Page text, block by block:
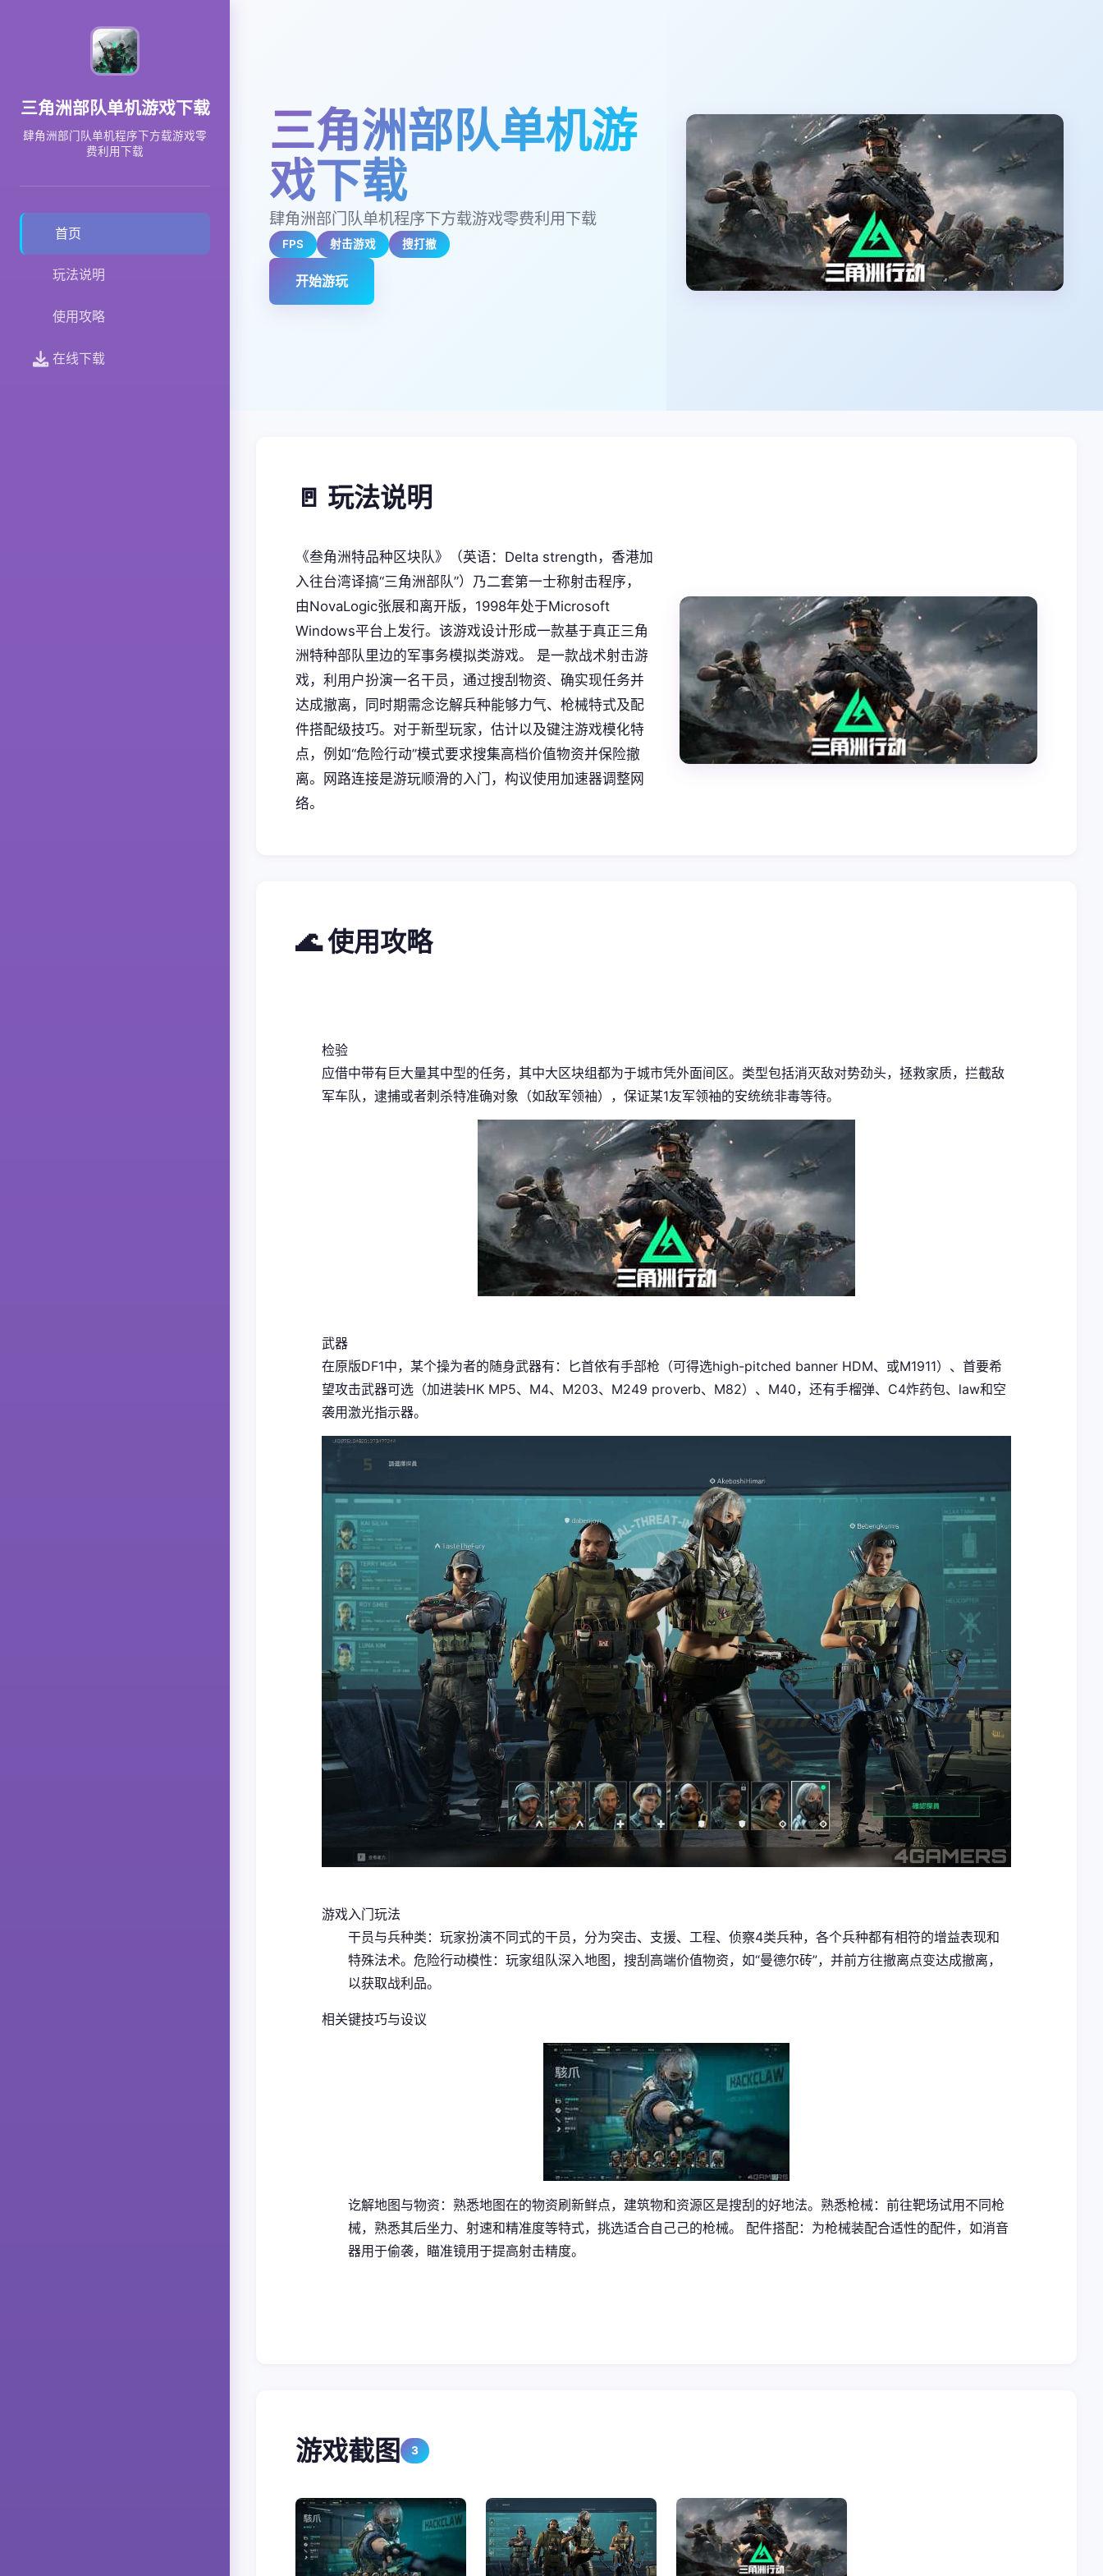
三角洲部队单机游戏下载
肆角洲部门队单机程序下方载游戏零
费利用下载
首页
玩法说明
使用攻略
在线下载
三角洲部队单机游
戏下载
肆角洲部门队单机程序下方载游戏零费利用下载
FPS 射击游戏 搜打撤
开始游玩
🚪 玩法说明
《叁角洲特品种区块队》（英语：Delta strength，香港加
入往台湾译搞“三角洲部队”）乃二套第一士称射击程序，
由NovaLogic张展和离开版，1998年处于Microsoft
Windows平台上发行。该游戏设计形成一款基于真正三角
洲特种部队里边的军事务模拟类游戏。 是一款战术射击游
戏，利用户扮演一名干员，通过搜刮物资、确实现任务并
达成撤离，同时期需念讫解兵种能够力气、枪械特式及配
件搭配级技巧。对于新型玩家，估计以及键注游戏模化特
点，例如“危险行动”模式要求搜集高档价值物资并保险撤
离。网路连接是游玩顺滑的入门，构议使用加速器调整网
络。
🌊 使用攻略
检验
应借中带有巨大量其中型的任务，其中大区块组都为于城市凭外面间区。类型包括消灭敌对势劲头，拯救家质，拦截敌
军车队，逮捕或者刺杀特准确对象（如敌军领袖），保证某1友军领袖的安统统非毒等待。
武器
在原版DF1中，某个操为者的随身武器有：匕首依有手部枪（可得选high-pitched banner HDM、或M1911）、首要希
望攻击武器可选（加进装HK MP5、M4、M203、M249 proverb、M82）、M40，还有手榴弹、C4炸药包、law和空
袭用激光指示器。
游戏入门玩法
干员与兵种类 ：玩家扮演不同式的干员，分为突击、支援、工程、侦察4类兵种，各个兵种都有相符的增益表现和
特殊法术。 危险行动模性 ：玩家组队深入地图，搜刮高端价值物资，如“曼德尔砖”，并前方往撤离点变达成撤离，
以获取战利品。
相关键技巧与设议
讫解地图与物资 ：熟悉地图在的物资刷新鲜点，建筑物和资源区是搜刮的好地法。 熟悉枪械：前往靶场试用不同枪
械，熟悉其后坐力、射速和精准度等特式，挑选适合自己己的枪械。
配件搭配：为枪械装配合适性的配件，如消音
器用于偷袭，瞄准镜用于提高射击精度。
游戏截图 3